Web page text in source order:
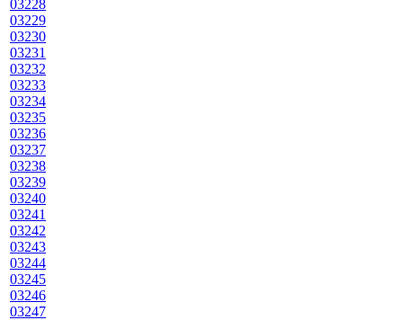
03228
03229
03230
03231
03232
03233
03234
03235
03236
03237
03238
03239
03240
03241
03242
03243
03244
03245
03246
03247